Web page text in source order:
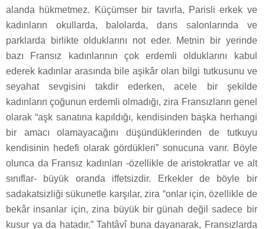
alanda hükmetmez. Küçümser bir tavırla, Parisli erkek ve
kadınların okullarda, balolarda, dans salonlarında ve
parklarda birlikte olduklarını not eder. Metnin bir yerinde
bazı Fransız kadınlarının çok erdemli olduklarını kabul
ederek kadınlar arasında bile aşikâr olan bilgi tutkusunu ve
seyahat sevgisini takdir ederken, acele bir şekilde
kadınların çoğunun erdemli olmadığı, zira Fransızların genel
olarak “aşk sanatına kapıldığı, kendisinden başka herhangi
bir amacı olamayacağını düşündüklerinden de tutkuyu
kendisinin hedefi olarak gördükleri” sonucuna varır. Böyle
olunca da Fransız kadınları -özellikle de aristokratlar ve alt
sınıflar- büyük oranda iffetsizdir. Erkekler de böyle bir
sadakatsizliği sükunetle karşılar, zira “onlar için, özellikle de
bekâr insanlar için, zina büyük bir günah değil sadece bir
kusur ya da hatadır.” Tahtâvî buna dayanarak, Fransızlarda